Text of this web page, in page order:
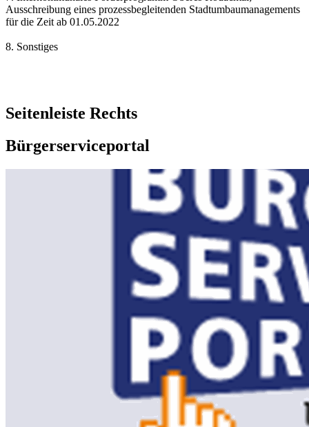
Ausschreibung eines prozessbegleitenden Stadtumbaumanagements
für die Zeit ab 01.05.2022
8. Sonstiges
Seitenleiste Rechts
Bürgerserviceportal